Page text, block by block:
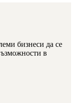
бизнеси да се
в